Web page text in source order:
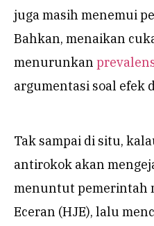
juga masih menemui
Bahkan, menaikan
menurunkan
argumentasi soal efek
Tak sampai di situ,
antirokok akan
menuntut pemerintah
Eceran (HJE), lalu